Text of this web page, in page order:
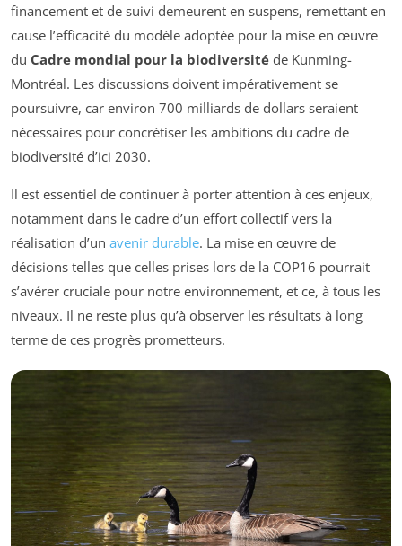
financement et de suivi demeurent en suspens, remettant en
cause l’efficacité du modèle adoptée pour la mise en œuvre
du Cadre mondial pour la biodiversité de Kunming-
Montréal. Les discussions doivent impérativement se
poursuivre, car environ 700 milliards de dollars seraient
nécessaires pour concrétiser les ambitions du cadre de
biodiversité d’ici 2030.
Il est essentiel de continuer à porter attention à ces enjeux,
notamment dans le cadre d’un effort collectif vers la
réalisation d’un avenir durable. La mise en œuvre de
décisions telles que celles prises lors de la COP16 pourrait
s’avérer cruciale pour notre environnement, et ce, à tous les
niveaux. Il ne reste plus qu’à observer les résultats à long
terme de ces progrès prometteurs.